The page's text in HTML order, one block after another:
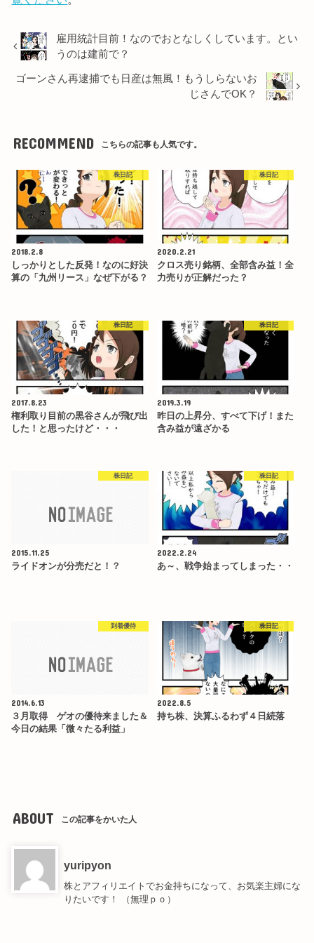
雇用統計目前！なのでおとなしくしています。とい
うのは建前で？
ゴーンさん再逮捕でも日産は無風！もうしらないお
じさんでOK？
RECOMMEND こちらの記事も人気です。
株日記
2018.2.8
しっかりとした反発！なのに好決
算の「九州リース」なぜ下がる？
株日記
2020.2.21
クロス売り銘柄、全部含み益！全
力売りが正解だった？
株日記
2017.8.23
権利取り目前の黒谷さんが飛び出
した！と思ったけど・・・
株日記
2019.3.19
昨日の上昇分、すべて下げ！また
含み益が遠ざかる
株日記
2015.11.25
ライドオンが分売だと！？
株日記
2022.2.24
あ～、戦争始まってしまった・・
到着優待
2014.6.13
３月取得 ゲオの優待来ました＆
今日の結果「微々たる利益」
株日記
2022.8.5
持ち株、決算ふるわず４日続落
ABOUT この記事をかいた人
yuripyon
株とアフィリエイトでお金持ちになって、お気楽主婦にな
りたいです！ （無理ｐｏ）